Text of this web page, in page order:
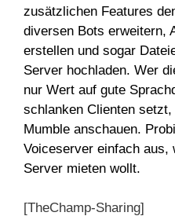
zusätzlichen Features
diversen Bots erweitern,
erstellen und sogar
Server hochladen. Wer
nur Wert auf gute
schlanken Clienten
Mumble anschauen.
Voiceserver einfach aus,
Server mieten wollt.
[TheChamp-Sharing]